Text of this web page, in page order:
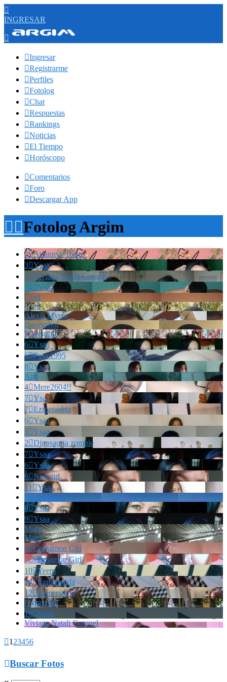

INGRESAR

Ingresar
Registrarme
Perfiles
Fotolog
Chat
Respuestas
Rankings
Noticias
El Tiempo
Horóscopo
Comentarios
Foro
Descargar App
Fotolog Argim
3Ariannys Torres
3Ysaa
2Viviana Natali Coronel
14Ysaa
Cvril
Cvril
Alexis Myers
Davegrhol
Davegrhol
6Ysaa
6Povc1995
8Ysaa
And
4Mere2604!!
7Ysaa
7Ezmeraalda
6Ysaa
5Ysaa
2Dinosauria zombie
7Ysaa
6Ysaa
6Newgirl
11 Ysaa
Marianella!!!
8Ysaa
9Ysaa
Marrr
Marrr
6Cinnamon Girl
7Cinnamon Girl
10Yeem
14Ezmeraalda
12Ezmeraalda
Davegrhol
10Kuro
Viviana Natali Coronel
1 23456
Buscar Fotos